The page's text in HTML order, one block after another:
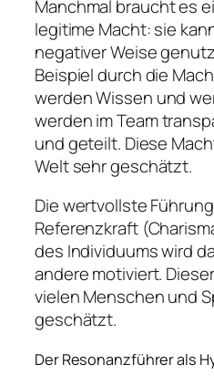
Manchmal braucht es
legitime Macht: sie
negativer Weise
Beispiel durch die
werden Wissen und
werden im Team
und geteilt. Diese
Welt sehr geschätzt.
Die wertvollste
Referenzkraft
des Individuums wird
andere motiviert.
vielen Menschen und
geschätzt.
Der Resonanzführer als